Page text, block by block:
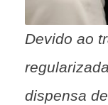
Devido ao
dispensa